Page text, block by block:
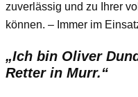
zuverlässig und zu Ihrer
können. – Immer im
„Ich bin Oliver
Retter in Murr.“